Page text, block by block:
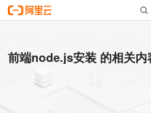
前端node.js安装 的相关内